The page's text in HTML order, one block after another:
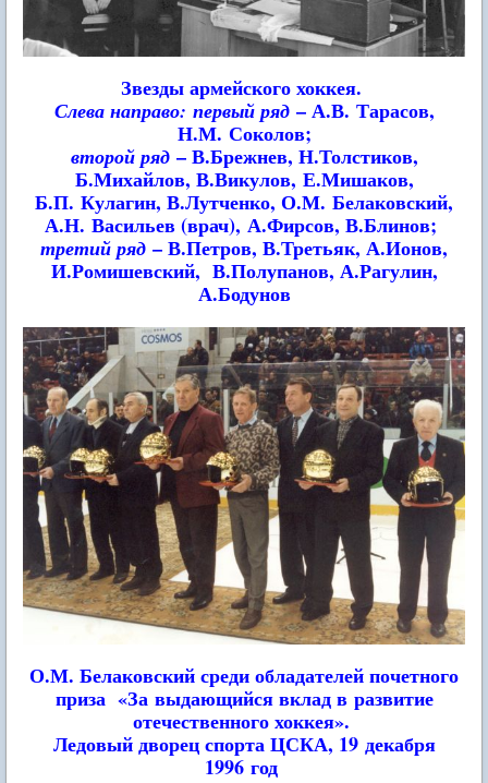
Звезды армейского хоккея.
Слева направо: первый ряд– А.В. Тарасов,
Н.М. Соколов;
второй ряд– В.Брежнев, Н.Толстиков,
Б.Михайлов, В.Викулов, Е.Мишаков,
Б.П. Кулагин, В.Лутченко, О.М. Белаковский,
А.Н. Васильев (врач), А.Фирсов, В.Блинов;
третий ряд – В.Петров, В.Третьяк, А.Ионов,
И.Ромишевский, В.Полупанов, А.Рагулин,
А.Бодунов
О.М. Белаковский среди обладателей почетного
приза «За выдающийся вклад в развитие
отечественного хоккея».
Ледовый дворец спорта ЦСКА, 19 декабря
1996 год